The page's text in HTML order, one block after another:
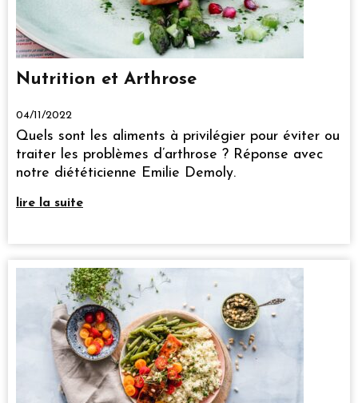
Nutrition et Arthrose
04/11/2022
Quels sont les aliments à privilégier pour éviter ou
traiter les problèmes d’arthrose ? Réponse avec
notre diététicienne Emilie Demoly.
lire la suite